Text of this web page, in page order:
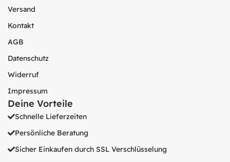
Versand
Kontakt
AGB
Datenschutz
Widerruf
Impressum
Deine Vorteile
Schnelle Lieferzeiten
Persönliche Beratung
Sicher Einkaufen durch SSL Verschlüsselung